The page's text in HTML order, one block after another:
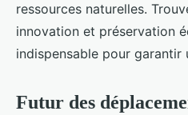
ressources naturelles.
innovation et préservation
indispensable pour garantir
Futur des